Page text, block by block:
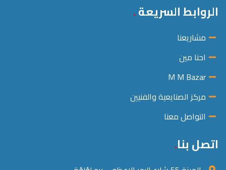
الروابط السريعة
مشاريعنا
احنا مين
M M Bazar
مركز الصنايعية والفنيين
التواصل معنا
اتصل بنا